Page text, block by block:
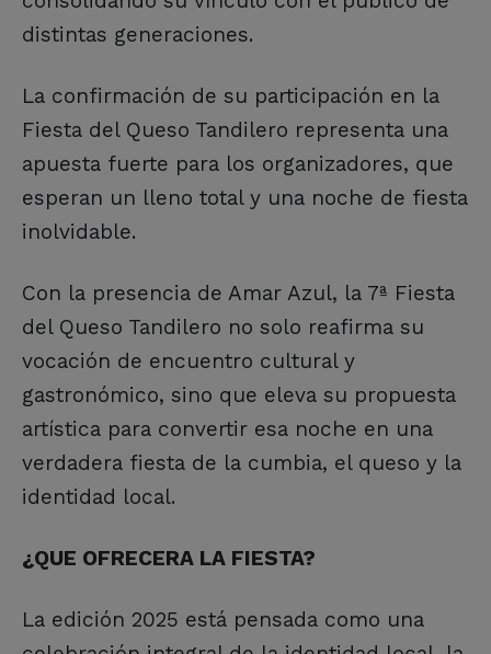
distintas generaciones.
La confirmación de su participación en la
Fiesta del Queso Tandilero representa una
apuesta fuerte para los organizadores, que
esperan un lleno total y una noche de fiesta
inolvidable.
Con la presencia de Amar Azul, la 7ª Fiesta
del Queso Tandilero no solo reafirma su
vocación de encuentro cultural y
gastronómico, sino que eleva su propuesta
artística para convertir esa noche en una
verdadera fiesta de la cumbia, el queso y la
identidad local.
¿QUE OFRECERA LA FIESTA?
La edición 2025 está pensada como una